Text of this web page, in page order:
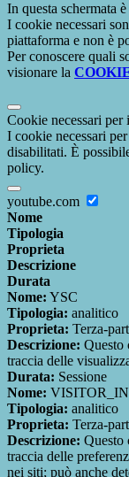
In questa schermata
I cookie necessari
piattaforma e non è
Per conoscere quali
visionare la
Cookie necessari
I cookie necessari
disabilitati. È
policy.
youtube.com
Nome
Tipologia
Proprieta
Descrizione
Durata
Nome: YSC
Tipologia: analitico
Proprieta: Terza-
Descrizione: Questo
traccia delle
Durata: Sessione
Nome:
Tipologia: analitico
Proprieta: Terza-
Descrizione: Questo
traccia delle
nei siti; può anche